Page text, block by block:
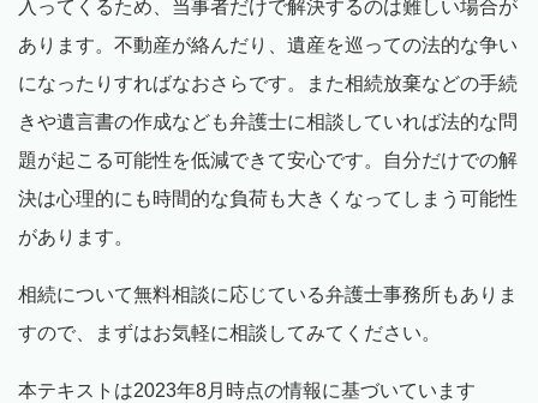
入ってくるため、当事者だけで解決するのは難しい場合が
あります。不動産が絡んだり、遺産を巡っての法的な争い
になったりすればなおさらです。また相続放棄などの手続
きや遺言書の作成なども弁護士に相談していれば法的な問
題が起こる可能性を低減できて安心です。自分だけでの解
決は心理的にも時間的な負荷も大きくなってしまう可能性
があります。
相続について無料相談に応じている弁護士事務所もありま
すので、まずはお気軽に相談してみてください。
本テキストは2023年8月時点の情報に基づいています